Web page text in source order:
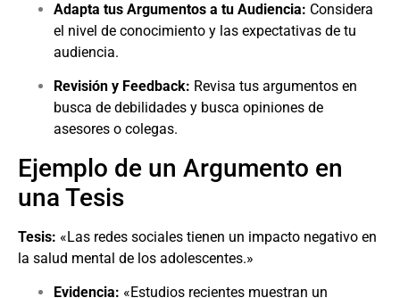
Adapta tus Argumentos a tu Audiencia: Considera
el nivel de conocimiento y las expectativas de tu
audiencia.
Revisión y Feedback: Revisa tus argumentos en
busca de debilidades y busca opiniones de
asesores o colegas.
Ejemplo de un Argumento en
una Tesis
Tesis: «Las redes sociales tienen un impacto negativo en
la salud mental de los adolescentes.»
Evidencia: «Estudios recientes muestran un